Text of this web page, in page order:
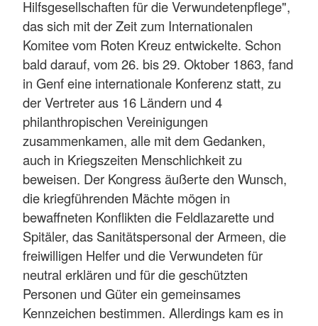
Hilfsgesellschaften für die Verwundetenpflege",
das sich mit der Zeit zum Internationalen
Komitee vom Roten Kreuz entwickelte. Schon
bald darauf, vom 26. bis 29. Oktober 1863, fand
in Genf eine internationale Konferenz statt, zu
der Vertreter aus 16 Ländern und 4
philanthropischen Vereinigungen
zusammenkamen, alle mit dem Gedanken,
auch in Kriegszeiten Menschlichkeit zu
beweisen. Der Kongress äußerte den Wunsch,
die kriegführenden Mächte mögen in
bewaffneten Konflikten die Feldlazarette und
Spitäler, das Sanitätspersonal der Armeen, die
freiwilligen Helfer und die Verwundeten für
neutral erklären und für die geschützten
Personen und Güter ein gemeinsames
Kennzeichen bestimmen. Allerdings kam es in